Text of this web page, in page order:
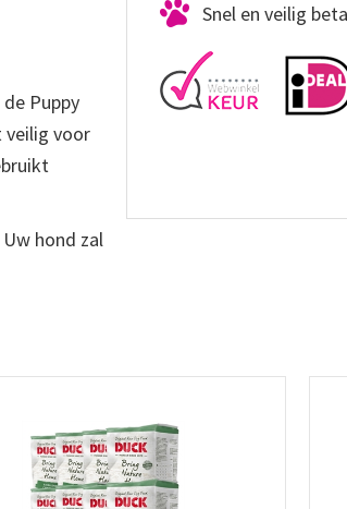
Snel en veilig
Puppy
veilig voor
hond zal